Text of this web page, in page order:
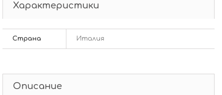
Характеристики
Страна Италия
Описание